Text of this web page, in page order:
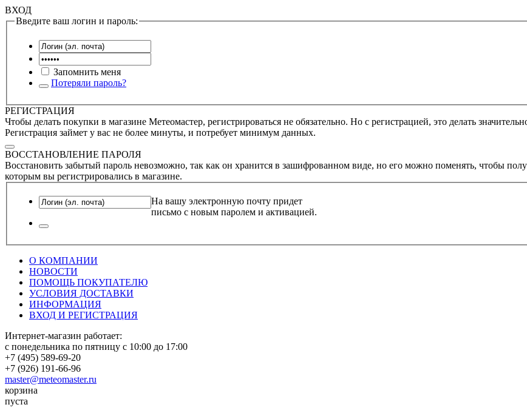
ВХОД
Введите ваш логин и пароль:
Запомнить меня
Потеряли пароль?
РЕГИСТРАЦИЯ
Чтобы делать покупки в магазине Метеомастер, регистрироваться не обязательно. Но с регистрацией, это делать
Регистрация займет у вас не более минуты, и потребует минимум данных.
ВОССТАНОВЛЕНИЕ ПАРОЛЯ
Восстановить забытый пароль невозможно, так как он хранится в зашифрованном виде, но его можно поменять, чтобы
которым вы регистрировались в магазине.
На вашу электронную почту придет
письмо с новым паролем и активацией.
О КОМПАНИИ
НОВОСТИ
ПОМОЩЬ ПОКУПАТЕЛЮ
УСЛОВИЯ ДОСТАВКИ
ИНФОРМАЦИЯ
ВХОД И РЕГИСТРАЦИЯ
Интернет-магазин работает:
с понедельника по пятницу с 10:00 до 17:00
+7 (495) 589-69-20
+7 (926) 191-66-96
master@meteomaster.ru
корзина
пуста